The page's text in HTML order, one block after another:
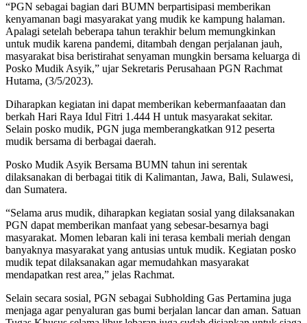
“PGN sebagai bagian dari BUMN berpartisipasi memberikan
kenyamanan bagi masyarakat yang mudik ke kampung halaman.
Apalagi setelah beberapa tahun terakhir belum memungkinkan
untuk mudik karena pandemi, ditambah dengan perjalanan jauh,
masyarakat bisa beristirahat senyaman mungkin bersama keluarga di
Posko Mudik Asyik,” ujar Sekretaris Perusahaan PGN Rachmat
Hutama, (3/5/2023).
Diharapkan kegiatan ini dapat memberikan kebermanfaaatan dan
berkah Hari Raya Idul Fitri 1.444 H untuk masyarakat sekitar.
Selain posko mudik, PGN juga memberangkatkan 912 peserta
mudik bersama di berbagai daerah.
Posko Mudik Asyik Bersama BUMN tahun ini serentak
dilaksanakan di berbagai titik di Kalimantan, Jawa, Bali, Sulawesi,
dan Sumatera.
“Selama arus mudik, diharapkan kegiatan sosial yang dilaksanakan
PGN dapat memberikan manfaat yang sebesar-besarnya bagi
masyarakat. Momen lebaran kali ini terasa kembali meriah dengan
banyaknya masyarakat yang antusias untuk mudik. Kegiatan posko
mudik tepat dilaksanakan agar memudahkan masyarakat
mendapatkan rest area,” jelas Rachmat.
Selain secara sosial, PGN sebagai Subholding Gas Pertamina juga
menjaga agar penyaluran gas bumi berjalan lancar dan aman. Satuan